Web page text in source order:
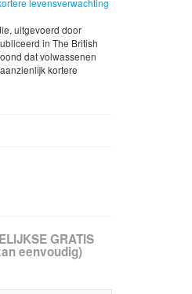
uitgevoerd door
in The British
dat volwassenen
kortere
GRATIS
eenvoudig)